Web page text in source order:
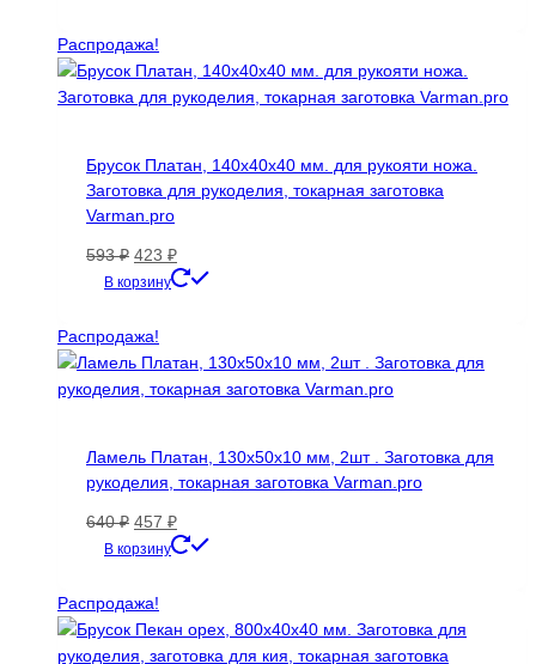
1507 ₽.
Распродажа!
Брусок Платан, 140х40х40 мм. для рукояти ножа.
Заготовка для рукоделия, токарная заготовка
Varman.pro
593₽ Первоначальная
цена
593 ₽.
423 ₽Текущая
цена:
В корзину
Распродажа!
Ламель Платан, 130х50х10 мм, 2шт . Заготовка для
рукоделия, токарная заготовка Varman.pro
640₽ Первоначальная
цена
640 ₽.
457 ₽Текущая
цена:
В корзину
Распродажа!